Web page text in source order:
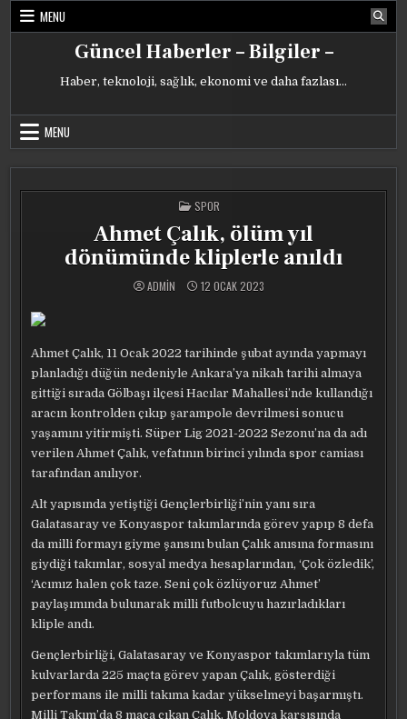
Skip
MENU
Güncel Haberler – Bilgiler –
Haber, teknoloji, sağlık, ekonomi ve daha fazlası…
MENU
POSTED
IN
SPOR
Ahmet Çalık, ölüm yıl
dönümünde kliplerle anıldı
ADMIN 12 OCAK 2023
Ahmet Çalık, 11 Ocak 2022 tarihinde şubat ayında yapmayı
planladığı düğün nedeniyle Ankara’ya nikah tarihi almaya
gittiği sırada Gölbaşı ilçesi Hacılar Mahallesi’nde kullandığı
aracın kontrolden çıkıp şarampole devrilmesi sonucu
yaşamını yitirmişti. Süper Lig 2021-2022 Sezonu’na da adı
verilen Ahmet Çalık, vefatının birinci yılında spor camiası
tarafından anılıyor.
Alt yapısında yetiştiği Gençlerbirliği’nin yanı sıra
Galatasaray ve Konyaspor takımlarında görev yapıp 8 defa
da milli formayı giyme şansını bulan Çalık anısına formasını
giydiği takımlar, sosyal medya hesaplarından, ‘Çok özledik’,
‘Acımız halen çok taze. Seni çok özlüyoruz Ahmet’
paylaşımında bulunarak milli futbolcuyu hazırladıkları
kliple andı.
Gençlerbirliği, Galatasaray ve Konyaspor takımlarıyla tüm
kulvarlarda 225 maçta görev yapan Çalık, gösterdiği
performans ile milli takıma kadar yükselmeyi başarmıştı.
Milli Takım’da 8 maça çıkan Çalık, Moldova karşısında